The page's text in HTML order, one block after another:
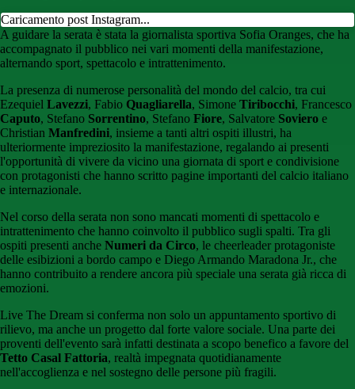
Caricamento post Instagram...
A guidare la serata è stata la giornalista sportiva Sofia Oranges, che ha
accompagnato il pubblico nei vari momenti della manifestazione,
alternando sport, spettacolo e intrattenimento.
La presenza di numerose personalità del mondo del calcio, tra cui
Ezequiel Lavezzi, Fabio Quagliarella, Simone Tiribocchi, Francesco
Caputo, Stefano Sorrentino, Stefano Fiore, Salvatore Soviero e
Christian Manfredini, insieme a tanti altri ospiti illustri, ha
ulteriormente impreziosito la manifestazione, regalando ai presenti
l'opportunità di vivere da vicino una giornata di sport e condivisione
con protagonisti che hanno scritto pagine importanti del calcio italiano
e internazionale.
Nel corso della serata non sono mancati momenti di spettacolo e
intrattenimento che hanno coinvolto il pubblico sugli spalti. Tra gli
ospiti presenti anche Numeri da Circo, le cheerleader protagoniste
delle esibizioni a bordo campo e Diego Armando Maradona Jr., che
hanno contribuito a rendere ancora più speciale una serata già ricca di
emozioni.
Live The Dream si conferma non solo un appuntamento sportivo di
rilievo, ma anche un progetto dal forte valore sociale. Una parte dei
proventi dell'evento sarà infatti destinata a scopo benefico a favore del
Tetto Casal Fattoria, realtà impegnata quotidianamente
nell'accoglienza e nel sostegno delle persone più fragili.